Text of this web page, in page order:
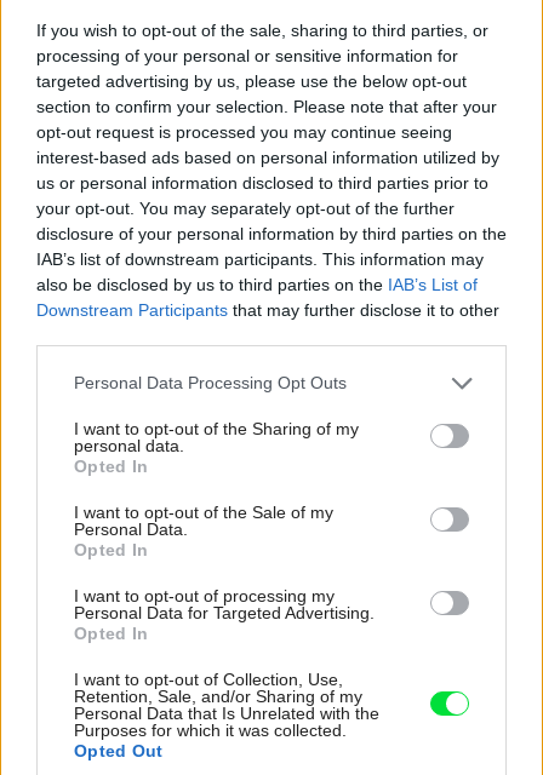
If you wish to opt-out of the sale, sharing to third parties, or
processing of your personal or sensitive information for
targeted advertising by us, please use the below opt-out
section to confirm your selection. Please note that after your
opt-out request is processed you may continue seeing
interest-based ads based on personal information utilized by
us or personal information disclosed to third parties prior to
your opt-out. You may separately opt-out of the further
disclosure of your personal information by third parties on the
IAB’s list of downstream participants. This information may
also be disclosed by us to third parties on the IAB’s List of
Downstream Participants that may further disclose it to other
Please note that this website/app uses one or more Google
not limited to your visit or usage behaviour. You may click to
grant or deny consent to Google and its third-party tags to
use your data for below specified purposes in below Google
consent section.
Personal Data Processing Opt Outs
I want to opt-out of the Sharing of my
personal data.
Opted In
I want to opt-out of the Sale of my
Personal Data.
Opted In
I want to opt-out of processing my
Personal Data for Targeted Advertising.
Opted In
I want to opt-out of Collection, Use,
Retention, Sale, and/or Sharing of my
Personal Data that Is Unrelated with the
Purposes for which it was collected.
Opted Out
cm do hĺbky muriva), tyče by mali mať priemer 10 – 12
mm a ich spoje by mali byť nerozoberateľné. Mali by ste
tiež zvážiť, či svojou mrežou nevytvoríte „rebrík“ na vyššie
podlažie.
K bezpečnosti okien prispievajú aj integrované vetracie systémy, ktoré
okno je totiž pre votrelca skôr pozvánkou než prekážkou. Novinkou, ktorú
na náš trh priniesla značka Gretsch-Unitas, je možnosť vetrania
veľkoplošnými zdvíhavo-posuvnými dverami pri súčasnom zabezpečení
prvku až do stupňa RC2. Bezpečnosť sa dá zvýšiť aj snímačmi
uzatvorenia okien a balkónových dverí, ktoré kontrolujú, či sú okná
zatvorené kľučkou, a nie iba pribuchnuté.
GU Slovensko